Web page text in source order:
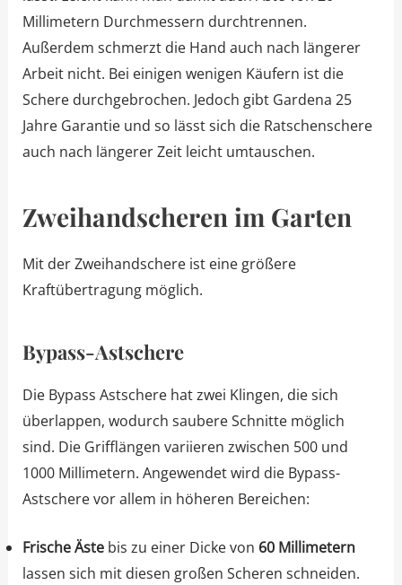
Millimetern Durchmessern durchtrennen.
Außerdem schmerzt die Hand auch nach längerer
Arbeit nicht. Bei einigen wenigen Käufern ist die
Schere durchgebrochen. Jedoch gibt Gardena 25
Jahre Garantie und so lässt sich die Ratschenschere
auch nach längerer Zeit leicht umtauschen.
Zweihandscheren im Garten
Mit der Zweihandschere ist eine größere
Kraftübertragung möglich.
Bypass-Astschere
Die Bypass Astschere hat zwei Klingen, die sich
überlappen, wodurch saubere Schnitte möglich
sind. Die Grifflängen variieren zwischen 500 und
1000 Millimetern. Angewendet wird die Bypass-
Astschere vor allem in höheren Bereichen:
Frische Ästebis zu einer Dicke von 60 Millimetern
lassen sich mit diesen großen Scheren schneiden.